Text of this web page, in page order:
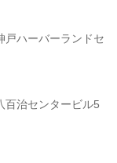
戸ハーバーランドセ
百治センタービル5